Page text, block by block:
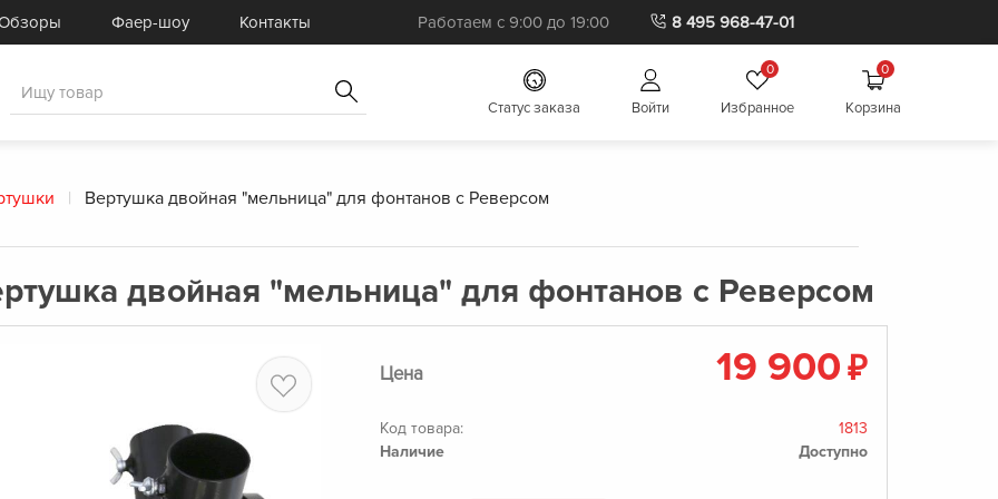
Фаер-шоу Контакты Работаем с 9:00 до 19:00 8 495 968-47-01
Cтатус заказа Войти
0
Избранное
0
Корзина
Готовые комплекты
Товары для спецэффектов
Услуги
Распродажа
Вертушка двойная "мельница" для фонтанов с Реверсом
двойная "мельница" для фонтанов с Реверсом
Цена 19 900 ₽
Код товара:
1813
Наличие
Доступно